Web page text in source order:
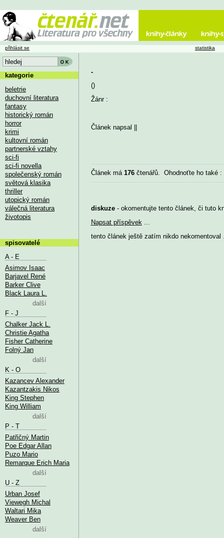
-
()
Žánr :
Článek napsal
Článek má 176čtenářů. Ohodnoťte ho také
diskuze- okomentujte tento článek, či tuto
Napsat příspěvek
tento článek ještě zatím nikdo nekomentoval
přihlásit se statistika
kategorie
beletrie
duchovní literatura
fantasy
historický román
horror
krimi
kultovní román
partnerské vztahy
sci-fi
sci-fi novella
společenský román
světová klasika
thriller
utopický román
válečná literatura
životopis
spisovatelé
A - E
Asimov Isaac
Barjavel René
Barker Clive
Black Laura L.
další
F - J
Chalker Jack L.
Christie Agatha
Fisher Catherine
Folný Jan
další
K - O
Kazancev Alexander
Kazantzakis Nikos
King Stephen
King William
další
P - T
Patřičný Martin
Poe Edgar Allan
Puzo Mario
Remarque Erich Maria
další
U - Z
Urban Josef
Viewegh Michal
Waltari Mika
Weaver Ben
další